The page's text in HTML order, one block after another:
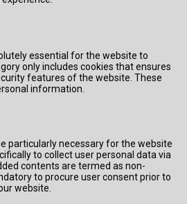
essential for the website to
only includes cookies that ensures
features of the website. These
information.
particularly necessary for the website
to collect user personal data via
contents are termed as non-
to procure user consent prior to
website.